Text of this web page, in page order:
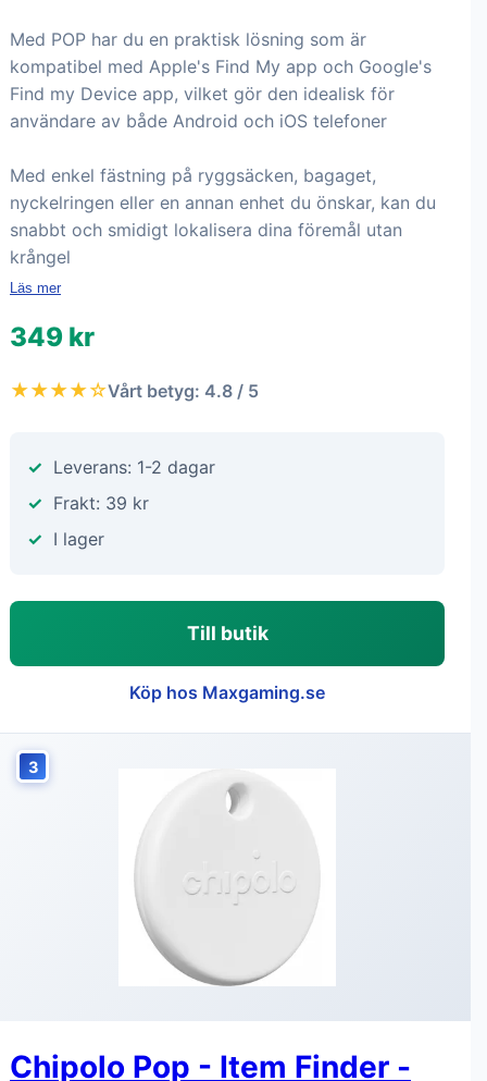
Med POP har du en praktisk lösning som är
kompatibel med Apple's Find My app och Google's
Find my Device app, vilket gör den idealisk för
användare av både Android och iOS telefoner
Med enkel fästning på ryggsäcken, bagaget,
nyckelringen eller en annan enhet du önskar, kan du
snabbt och smidigt lokalisera dina föremål utan
krångel
Läs mer
349 kr
★★★★☆Vårt betyg: 4.8 / 5
Leverans: 1-2 dagar
Frakt: 39 kr
I lager
Till butik
Köp hos Maxgaming.se
3
Chipolo Pop - Item Finder -